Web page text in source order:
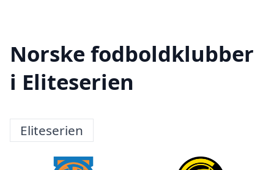
Norske fodboldklubber
i Eliteserien
Eliteserien